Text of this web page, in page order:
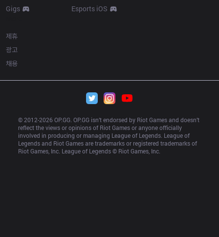
Gigs
Esports iOS
제휴
광고
채용
© 2012-2026 OP.GG. OP.GG isn’t endorsed by Riot Games and doesn’t
reflect the views or opinions of Riot Games or anyone officially
involved in producing or managing League of Legends. League of
Legends and Riot Games are trademarks or registered trademarks of
Riot Games, Inc. League of Legends © Riot Games, Inc.